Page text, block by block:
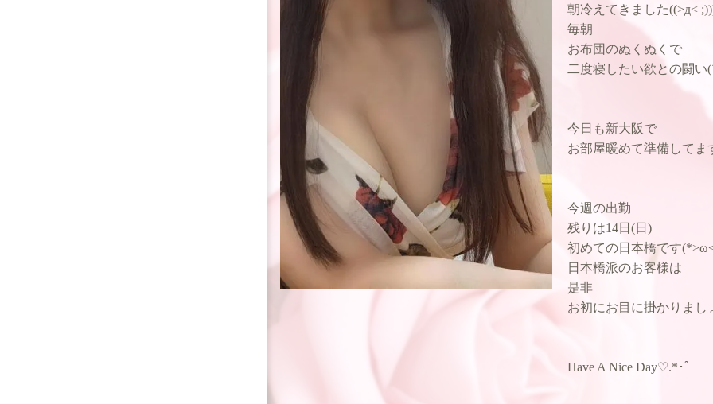
朝冷えてきました((>д<
毎朝
お布団のぬくぬくで
二度寝したい欲との闘い
今日も新大阪で
お部屋暖めて準備してま
今週の出勤
残りは14日(日)
初めての日本橋です
日本橋派のお客様は
​​​是非​​​​
お初にお目に掛かりまし
Have A Nice Day♡.*･ﾟ